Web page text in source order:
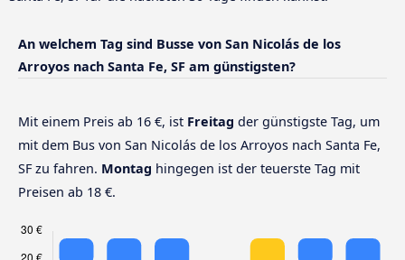
An welchem Tag sind Busse von San Nicolás de los
Arroyos nach Santa Fe, SF am günstigsten?
Mit einem Preis ab 16 €, ist Freitag der günstigste Tag, um
mit dem Bus von San Nicolás de los Arroyos nach Santa Fe,
SF zu fahren. Montag hingegen ist der teuerste Tag mit
Preisen ab 18 €.